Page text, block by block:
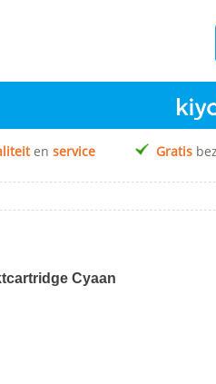
en service Gratis
Cyaan